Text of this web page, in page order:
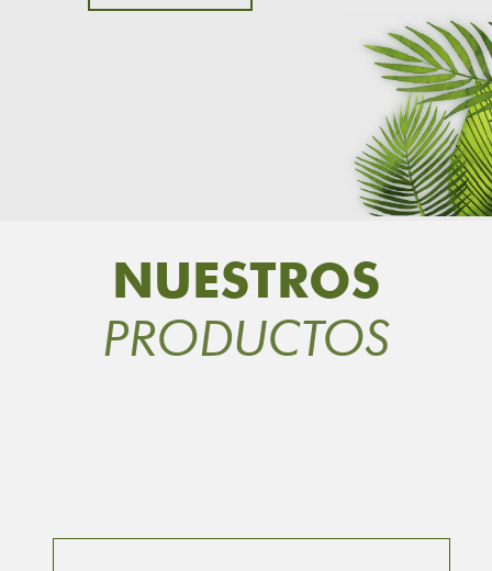
NUESTROS
PRODUCTOS